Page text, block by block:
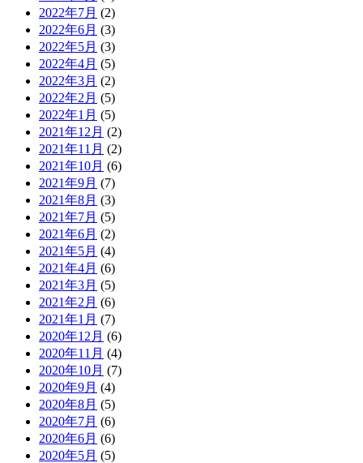
2022年7月 (2)
2022年6月 (3)
2022年5月 (3)
2022年4月 (5)
2022年3月 (2)
2022年2月 (5)
2022年1月 (5)
2021年12月 (2)
2021年11月 (2)
2021年10月 (6)
2021年9月 (7)
2021年8月 (3)
2021年7月 (5)
2021年6月 (2)
2021年5月 (4)
2021年4月 (6)
2021年3月 (5)
2021年2月 (6)
2021年1月 (7)
2020年12月 (6)
2020年11月 (4)
2020年10月 (7)
2020年9月 (4)
2020年8月 (5)
2020年7月 (6)
2020年6月 (6)
2020年5月 (5)